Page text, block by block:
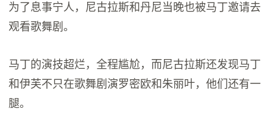
为了息事宁人，尼古拉斯和丹尼当晚也被马丁邀请去
观看歌舞剧。
马丁的演技超烂，全程尴尬，而尼古拉斯还发现马丁
和伊芙不只在歌舞剧演罗密欧和朱丽叶，他们还有一
腿。